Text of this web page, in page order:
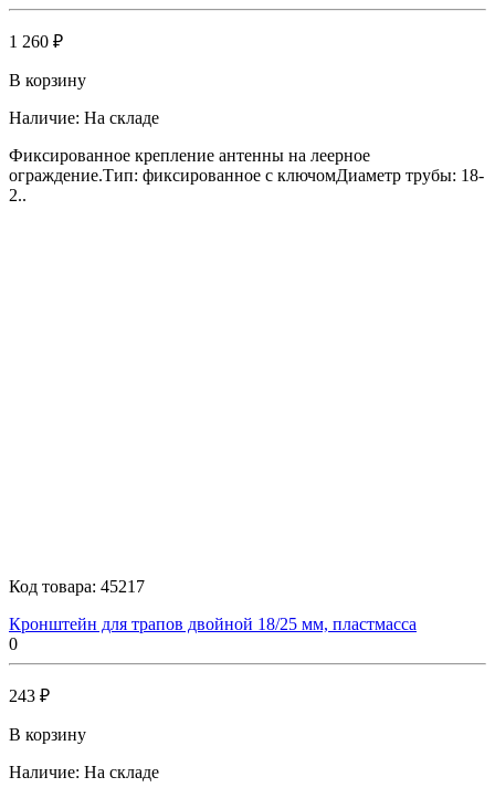
1 260 ₽
В корзину
Наличие: На складе
Фиксированное крепление антенны на леерное
ограждение.Тип: фиксированное с ключомДиаметр трубы: 18-
2..
Код товара: 45217
Кронштейн для трапов двойной 18/25 мм, пластмасса
0
243 ₽
В корзину
Наличие: На складе